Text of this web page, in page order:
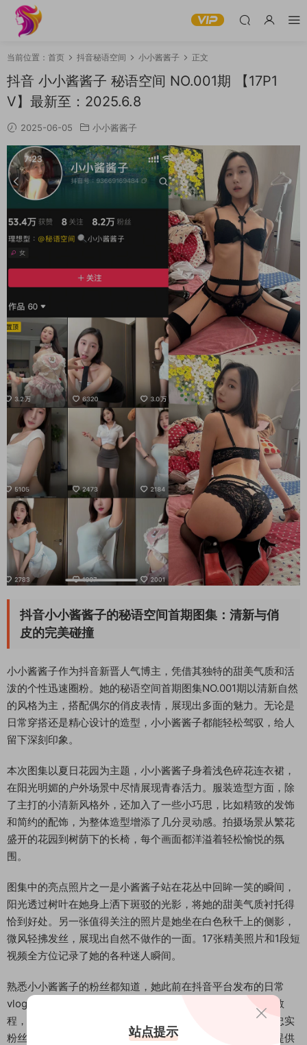
当前位置： 首页 抖音秘语空间 小小酱酱子 正文
抖音 小小酱酱子 秘语空间 NO.001期 【17P1
V】最新至：2025.6.8
2025-06-05 小小酱酱子
抖音小小酱酱子的秘语空间首期图集：清新与俏
皮的完美碰撞
小小酱酱子作为抖音新晋人气博主，凭借其独特的甜美气质和活
泼的个性迅速圈粉。她的秘语空间首期图集NO.001期以清新自然
的风格为主，搭配偶尔的俏皮表情，展现出多面的魅力。无论是
日常穿搭还是精心设计的造型，小小酱酱子都能轻松驾驭，给人
留下深刻印象。
本次图集以夏日花园为主题，小小酱酱子身着浅色碎花连衣裙，
在阳光明媚的户外场景中尽情展现青春活力。服装造型方面，除
了主打的小清新风格外，还加入了一些小巧思，比如精致的发饰
和简约的配饰，为整体造型增添了几分灵动感。拍摄场景从繁花
盛开的花园到树荫下的长椅，每个画面都洋溢着轻松愉悦的氛
围。
图集中的亮点照片之一是小酱酱子站在花丛中回眸一笑的瞬间，
阳光透过树叶在她身上洒下斑驳的光影，将她的甜美气质衬托得
恰到好处。另一张值得关注的照片是她坐在白色秋千上的侧影，
微风轻拂发丝，展现出自然不做作的一面。17张精美照片和1段短
视频全方位记录了她的各种迷人瞬间。
熟悉小小酱酱子的粉丝都知道，她此前在抖音平台发布的日常
vlog和生活分享视频也广受欢迎。无论是美食探店还是美妆教
程，她都能以亲切自然的方式呈现，这也是她能够快速积累忠实
粉丝的重要原因。这次秘语空间图集的发布，无疑为粉丝们提供
站点提示